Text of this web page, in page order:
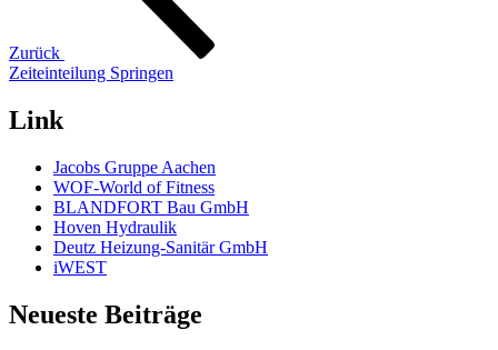
Zurück
Zeiteinteilung Springen
Link
Jacobs Gruppe Aachen
WOF-World of Fitness
BLANDFORT Bau GmbH
Hoven Hydraulik
Deutz Heizung-Sanitär GmbH
iWEST
Neueste Beiträge